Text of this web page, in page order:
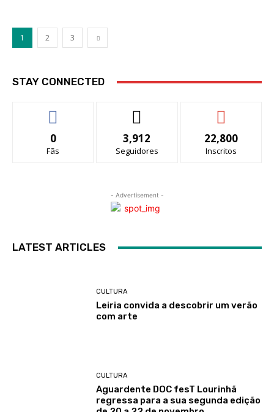
1 2 3
STAY CONNECTED
0
Fãs
3,912
Seguidores
22,800
Inscritos
- Advertisement -
LATEST ARTICLES
CULTURA
Leiria convida a descobrir um verão
com arte
CULTURA
Aguardente DOC fesT Lourinhã
regressa para a sua segunda edição